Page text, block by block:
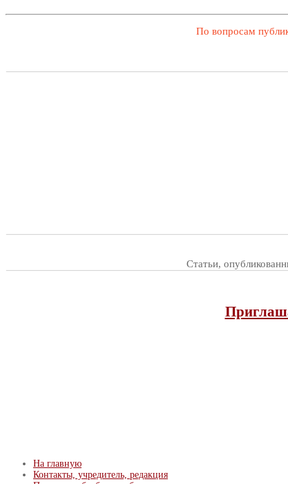
По вопросам
Статьи,
На главную
Контакты, учредитель, редакция